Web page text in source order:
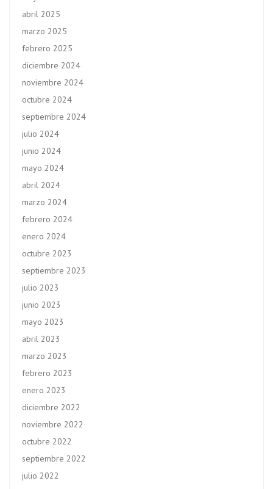
abril 2025
marzo 2025
febrero 2025
diciembre 2024
noviembre 2024
octubre 2024
septiembre 2024
julio 2024
junio 2024
mayo 2024
abril 2024
marzo 2024
febrero 2024
enero 2024
octubre 2023
septiembre 2023
julio 2023
junio 2023
mayo 2023
abril 2023
marzo 2023
febrero 2023
enero 2023
diciembre 2022
noviembre 2022
octubre 2022
septiembre 2022
julio 2022